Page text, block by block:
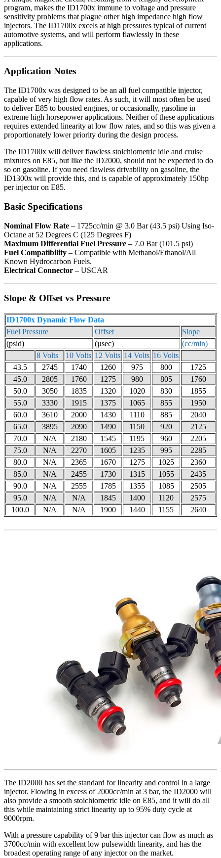
program, makes the ID1700x immune to voltage and pressure
sensitivity problems that plague other high impedance high flow
injectors. The ID1700x excels at high pressures typical of current
automotive systems, and will perform flawlessly in these
applications.
Application Notes
The ID1700x was designed to be an all fuel compatible injector,
capable of very high flow rates. As such, it will most often be used
to deliver E85 to boosted engines, or occasionally, gasoline in
extreme high horsepower applications. Neither of these applications
requires extended linearity at low flow rates, and so this was given a
proportionately lower priority during the design process.
The ID1700x will deliver flawless stoichiometric idle and cruise
mixtures on E85, but like the ID2000, should not be expected to do
so on gasoline. If you need flawless drivability on gasoline, the
ID1300x will provide this, and is capable of approximately 150hp
per injector on E85.
Basic Specifications
Nominal Flow Rate – 1725cc/min @ 3.0 Bar (43.5 psi) Using Iso-
Octane at 52 Degrees C (125 Degrees F)
Maximum Differential Fuel Pressure – 7.0 Bar (101.5 psi)
Fuel Compatibility – Compatible with Methanol/Ethanol/All
Known Hydrocarbon Fuels.
Electrical Connector – USCAR
Slope & Offset vs Pressure
ID1700x Dynamic Flow Data
Fuel Pressure
Offset
Slope
(psid)
(µsec)
(cc/min)
8 Volts
10 Volts 12 Volts 14 Volts 16 Volts
43.5
2745 1740 1260 975 800
1725
45.0
2805 1760 1275 980 805
1760
50.0
3050 1835 1320 1020 830
1855
55.0
3330 1915 1375 1065 855
1950
60.0
3610 2000 1430 1110 885
2040
65.0
3895 2090 1490 1150 920
2125
70.0
N/A 2180 1545 1195 960
2205
75.0
N/A 2270 1605 1235 995
2285
80.0
N/A 2365 1670 1275 1025
2360
85.0
N/A 2455 1730 1315 1055
2435
90.0
N/A 2555 1785 1355 1085
2505
95.0
N/A N/A 1845 1400 1120
2575
100.0
N/A N/A 1900 1440 1155 2640
The ID2000 has set the standard for linearity and control in a large
injector. Flowing in excess of 2000cc/min at 3 bar, the ID2000 will
also provide a smooth stoichiometric idle on E85, and it will do all
this while maintaining strict linearity up to 95% duty cycle at
9000rpm.
With a pressure capability of 9 bar this injector can flow as much as
3700cc/min with excellent low pulsewidth linearity, and has the
broadest operating range of any injector on the market.